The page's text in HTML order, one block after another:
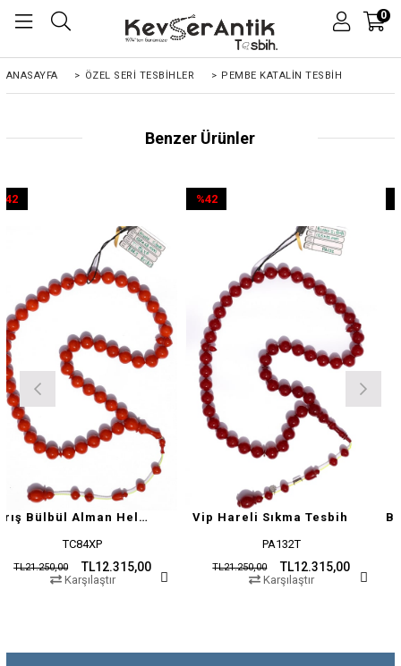
0
ANASAYFA > ÖZEL SERİ TESBİHLER > PEMBE KATALIN TESBIH
Benzer Ürünler
Barış Bülbül Alman Helezon Hareli Sıkma Tesbih
TL12.315,00
Karşılaştır
Vip Hareli Sıkma Tesbih
TL12.315,00
%42İndirim
Karşılaştır
%42İndirim